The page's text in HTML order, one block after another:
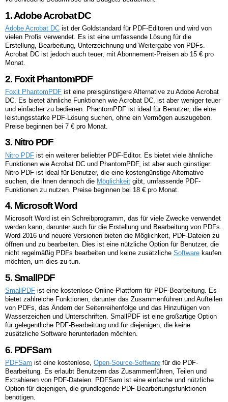
1. Adobe Acrobat DC
Adobe Acrobat DC ist der Goldstandard für PDF-Editoren und wird von
vielen Profis verwendet. Es ist eine umfassende Lösung für die
Erstellung, Bearbeitung, Unterzeichnung und Weitergabe von PDFs.
Acrobat DC ist jedoch auch teuer, mit Abonnement-Preisen ab 15 € pro
Monat.
2. Foxit PhantomPDF
Foxit PhantomPDF ist eine preisgünstigere Alternative zu Adobe Acrobat
DC. Es bietet ähnliche Funktionen wie Acrobat DC, ist aber weniger teuer
und einfacher zu bedienen. PhantomPDF ist ideal für Benutzer, die eine
leistungsstarke PDF-Lösung suchen, ohne ein Vermögen auszugeben.
Preise beginnen bei 7 € pro Monat.
3. Nitro PDF
Nitro PDF ist ein weiterer beliebter PDF-Editor. Es bietet viele ähnliche
Funktionen wie Acrobat DC und PhantomPDF, ist aber auch günstiger.
Nitro PDF ist ideal für Benutzer, die eine kostengünstige Alternative
suchen, die ihnen dennoch die Möglichkeit gibt, umfassende PDF-
Funktionen zu nutzen. Preise beginnen bei 18 € pro Monat.
4. Microsoft Word
Microsoft Word ist ein Schreibprogramm, das für viele Zwecke verwendet
werden kann, darunter auch für die Erstellung und Bearbeitung von PDFs.
Word 2016 und neuere Versionen bieten die Möglichkeit, PDF-Dateien zu
öffnen und zu bearbeiten. Dies ist eine nützliche Option für Benutzer, die
nicht regelmäßig PDFs bearbeiten und keine zusätzliche Software kaufen
möchten, um dies zu tun.
5. SmallPDF
SmallPDF ist eine kostenlose Online-Plattform für PDF-Bearbeitung. Es
bietet zahlreiche Funktionen, darunter das Zusammenführen und Aufteilen
von PDFs, das Ändern der Seitenreihenfolge und das Hinzufügen von
Wasserzeichen und Unterschriften. SmallPDF ist eine großartige Option
für gelegentliche PDF-Bearbeitung und für diejenigen, die keine
zusätzliche Software herunterladen möchten.
6. PDFSam
PDFSam ist eine kostenlose, Open-Source-Software für die PDF-
Bearbeitung. Es erlaubt Benutzern das Zusammenführen, Teilen und
Extrahieren von PDF-Dateien. PDFSam ist eine einfache und nützliche
Option für diejenigen, die grundlegende PDF-Bearbeitungsfunktionen
benötigen.